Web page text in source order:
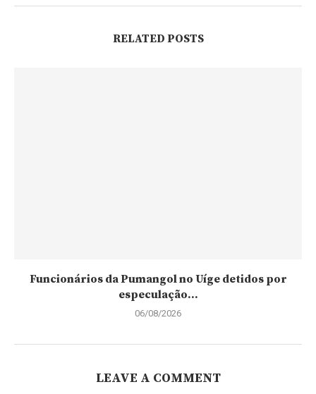
RELATED POSTS
Funcionários da Pumangol no Uíge detidos por
especulação...
06/08/2026
LEAVE A COMMENT